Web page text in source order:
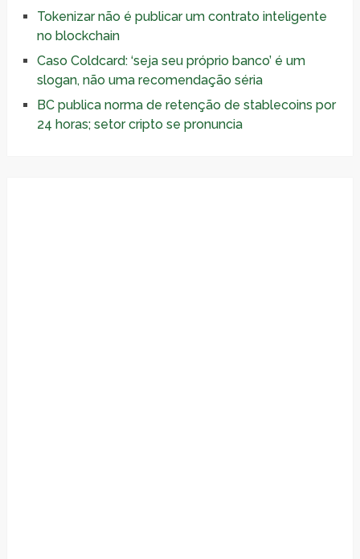
Tokenizar não é publicar um contrato inteligente
no blockchain
Caso Coldcard: ‘seja seu próprio banco’ é um
slogan, não uma recomendação séria
BC publica norma de retenção de stablecoins por
24 horas; setor cripto se pronuncia